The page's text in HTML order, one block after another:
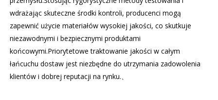
wdrażając skuteczne środki kontroli, producenci mogą
zapewnić użycie materiałów wysokiej jakości, co skutkuje
niezawodnymi i bezpiecznymi produktami
końcowymi.Priorytetowe traktowanie jakości w całym
łańcuchu dostaw jest niezbędne do utrzymania zadowolenia
klientów i dobrej reputacji na rynku.、